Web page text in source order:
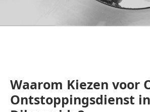
Waarom Kiezen voor
Ontstoppingsdienst in